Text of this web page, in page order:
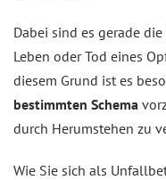
Dabei sind es gerade die
Leben oder Tod eines
diesem Grund ist es
bestimmten Schema
durch Herumstehen zu
Wie Sie sich als